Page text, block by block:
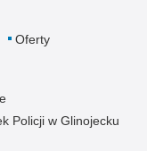
Oferty
Policji w Glinojecku